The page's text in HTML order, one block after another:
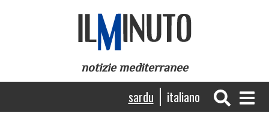
notizie mediterranee
Navigazione
principale
sardu italiano